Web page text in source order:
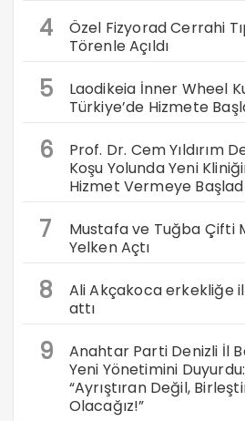
4
Özel Fizyorad Cerrahi
Törenle Açıldı
5
Laodikeia İnner Wheel
Türkiye’de Hizmete
6
Prof. Dr. Cem Yıldırım
Koşu Yolunda Yeni
Hizmet Vermeye
7
Mustafa ve Tuğba Çifti
Yelken Açtı
8
Ali Akçakoca erkekliğe
attı
9
Anahtar Parti Denizli İl
Yeni Yönetimini Duyurdu:
“Ayrıştıran Değil,
Olacağız!”